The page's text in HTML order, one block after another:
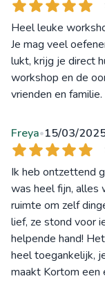
Heel leuke
Je mag veel
lukt, krijg je direct
workshop en de
vrienden en familie.
Freya•15/03/
Ik heb ontzettend
was heel fijn, alles
ruimte om zelf
lief, ze stond voor
helpende hand!
heel toegankelijk,
maakt Kortom een